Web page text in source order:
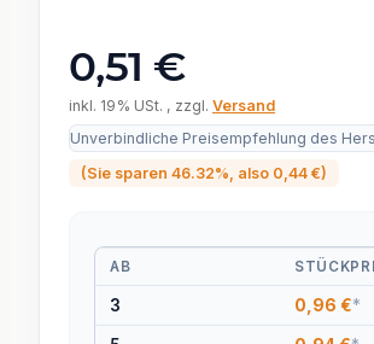
0,51 €
inkl. 19% USt. , zzgl. Versand
Unverbindliche Preisempfehlung des
(Sie sparen 46.32% , also 0,44 €)
AB
3 0,96 €*